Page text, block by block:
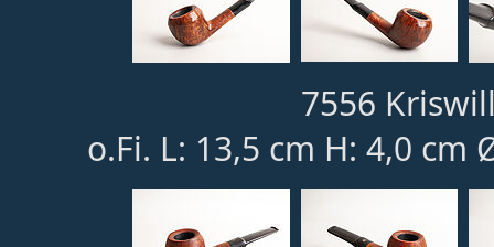
7556
o.Fi. L: 13,5 cm H: 4,0 cm